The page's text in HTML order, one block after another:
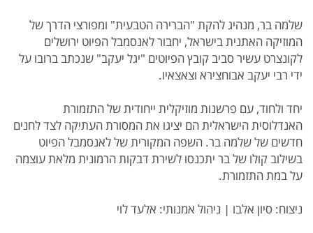
שלמה בר, מנהיג להקת "הברירה הטבעית" ומפורצי הדרך של
המוזיקה האתנית בישראל, יחבור לאנסמבל הפיוט ירושלים
לקונצרט עשיר סביב קובץ הפיוטים "יגל יעקב" שנכתב ברובו על
ידי רבי יעקב אבוחצירא וצאצאיו.
יחד ולחוד, עם פרשנות מוזיקלית ייחודית של התזמורת
האנדלוסית הישראלית הם יציגו את המסורת העתיקה לצד לחנים
חדשים של שלמה בר. השפה המקורית של לאנסמבל הפיוט
בשילוב קולו של בר יתכנסו לשירת דבקות הרמונית מלאת עוצמה
על במת התזמורת.
ניצוח: סיון אלבו | ניהול אמנותי: אלעד לוי